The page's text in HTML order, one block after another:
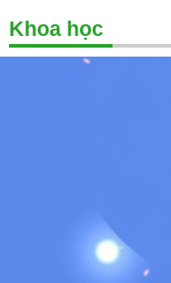
Khoa học